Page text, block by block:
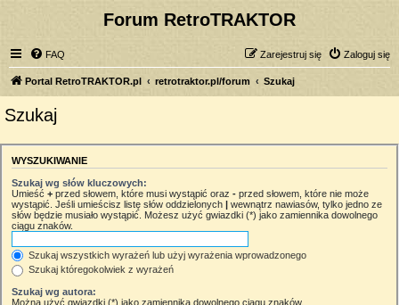
Forum RetroTRAKTOR
FAQ Zaloguj się
Zarejestruj się
Portal RetroTRAKTOR.pl retrotraktor.pl/forum Szukaj
Szukaj
WYSZUKIWANIE
Szukaj wg słów kluczowych:
Umieść + przed słowem, które musi wystąpić oraz - przed słowem, które nie może
wystąpić. Jeśli umieścisz listę słów oddzielonych | wewnątrz nawiasów, tylko jedno ze
słów będzie musiało wystąpić. Możesz użyć gwiazdki (*) jako zamiennika dowolnego
ciągu znaków.
Szukaj wszystkich wyrażeń lub użyj wyrażenia wprowadzonego
Szukaj któregokolwiek z wyrażeń
Szukaj wg autora:
Można użyć gwiazdki (*) jako zamiennika dowolnego ciągu znaków.